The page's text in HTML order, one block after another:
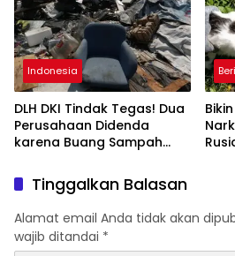
Indonesia
DLH DKI Tindak Tegas! Dua
Perusahaan Didenda
karena Buang Sampah
Penjaringan
Tinggalkan Balasan
Alamat email Anda tidak akan
wajib ditandai *